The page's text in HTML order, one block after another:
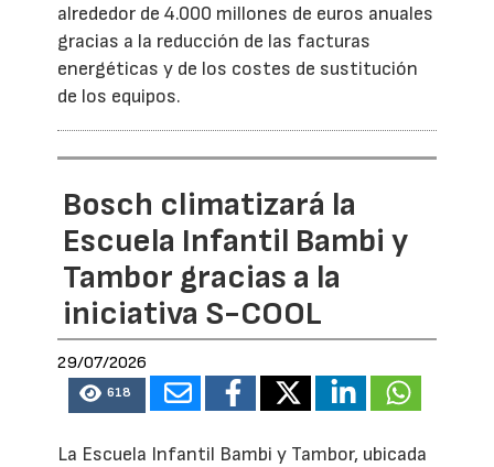
alrededor de 4.000 millones de euros anuales
gracias a la reducción de las facturas
energéticas y de los costes de sustitución
de los equipos.
Bosch climatizará la
Escuela Infantil Bambi y
Tambor gracias a la
iniciativa S-COOL
29/07/2026
618
La Escuela Infantil Bambi y Tambor, ubicada